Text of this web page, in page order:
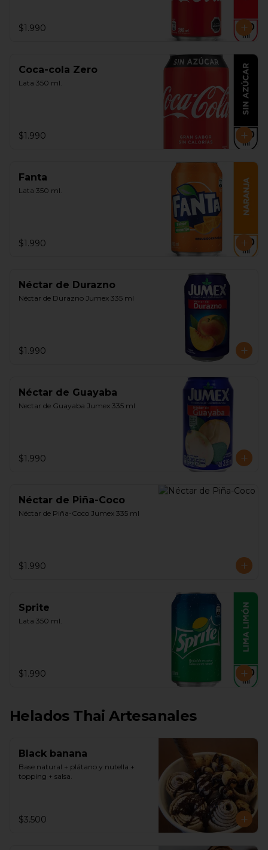
$1.990
Coca-cola Zero
Lata 350 ml.
$1.990
Fanta
Lata 350 ml.
$1.990
Néctar de Durazno
Néctar de Durazno Jumex 335 ml
$1.990
Néctar de Guayaba
Nectar de Guayaba Jumex 335 ml
$1.990
Néctar de Piña-Coco
Néctar de Piña-Coco Jumex 335 ml
$1.990
Sprite
Lata 350 ml.
$1.990
Helados Thai Artesanales
Black banana
Base natural + plátano y nutella +
topping + salsa.
$3.500